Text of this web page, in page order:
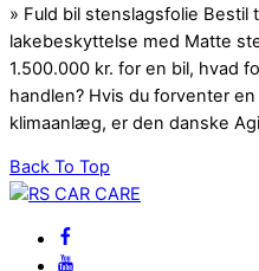
» Fuld bil stenslagsfolie Bestil
lakebeskyttelse med Matte
1.500.000 kr. for en bil, hvad
handlen? Hvis du forventer
klimaanlæg, er den danske
Back To Top